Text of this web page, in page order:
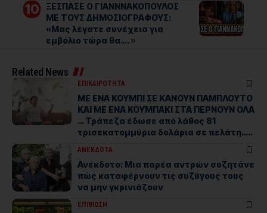
ΞΕΣΠΑΣΕ Ο ΓΙΑΝΝΝΑΚΟΠΟΥΛΟΣ
ΜΕ ΤΟΥΣ ΔΗΜΟΣΙΟΓΡΑΦΟΥΣ:
«Μας λέγατε συνέχεια για
εμβόλιο τώρα θα…. »
Related News
ΕΠΙΚΑΙΡΟΤΗΤΑ
ΜΕ ΕΝΑ ΚΟΥΜΠΙ ΣΕ ΚΑΝΟΥΝ ΠΑΜΠΛΟΥΤΟ
ΚΑΙ ΜΕ ΕΝΑ ΚΟΥΜΠΑΚΙ ΣΤΑ ΠΕΡΝΟΥΝ ΟΛΑ
… Τράπεζα έδωσε από λάθος 81
τρισεκατομμύρια δολάρια σε πελάτη…..
ΑΝΕΚΔΟΤΑ
Ανέκδοτο: Μια παρέα αντρών συζητάνε
πώς καταφέρνουν τις συζύγους τους
να μην γκρινιάζουν
ΕΠΙΒΙΩΣΗ